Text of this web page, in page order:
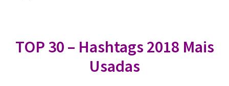
TOP 30 – Hashtags 2018 Mais
Usadas